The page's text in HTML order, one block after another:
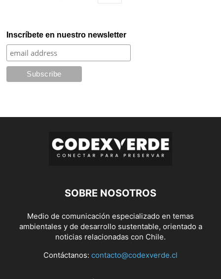
Inscríbete en nuestro newsletter
SOBRE NOSOTROS
Medio de comunicación especializado en temas
ambientales y de desarrollo sustentable, orientado a
noticias relacionadas con Chile.
Contáctanos: contacto@codexverde.cl